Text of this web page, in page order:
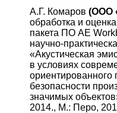
А.Г. Комаров (ООО
обработка и
пакета ПО AE
научно-
«Акустическая
в условиях
ориентированного
безопасности
значимых
2014., М.: Перо,